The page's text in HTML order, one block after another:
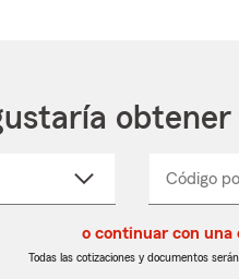
Código
_____
o continuar con una
Todas las cotizaciones y documentos